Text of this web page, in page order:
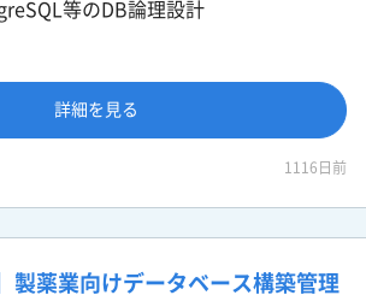
等のDB論理設計
詳細を見る
1116日前
製薬業向けデータベース構築管理